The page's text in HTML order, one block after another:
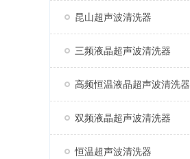
昆山超声波清洗器
三频液晶超声波清洗器
高频恒温液晶超声波清洗器
双频液晶超声波清洗器
恒温超声波清洗器